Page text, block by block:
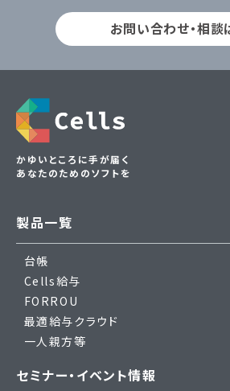
お問い合わせ・相談
かゆいところに手が届く
あなたのためのソフトを
製品一覧
台帳
Cells給与
FORROU
最適給与クラウド
一人親方等
セミナー・イベント情報